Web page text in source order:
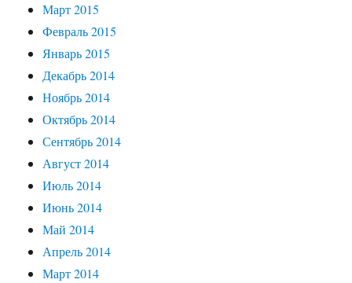
Март 2015
Февраль 2015
Январь 2015
Декабрь 2014
Ноябрь 2014
Октябрь 2014
Сентябрь 2014
Август 2014
Июль 2014
Июнь 2014
Май 2014
Апрель 2014
Март 2014